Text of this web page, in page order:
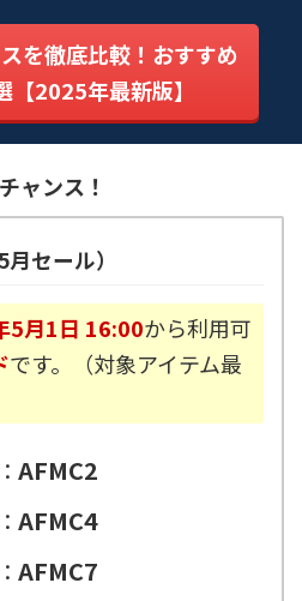
を徹底比較！おすすめ
【2025年最新版】
ャンス！
セール）
5月1日 16:00から利用可
です。（対象アイテム最
AFMC2
AFMC4
AFMC7